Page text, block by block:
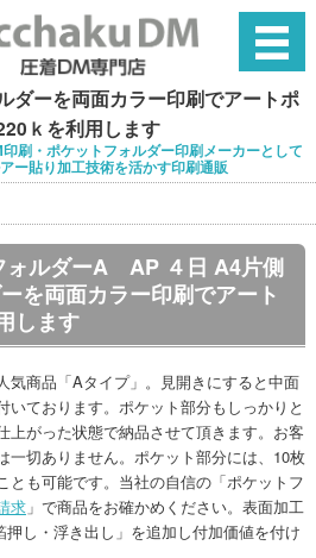
ダーを両面カラー印刷でアートポ
ｋを利用します
刷・ポケットフォルダー印刷メーカーとして
ー貼り加工技術を活かす印刷通販
ォルダーA AP ４日 A4片側
を両面カラー印刷でアート
します
気商品「Aタイプ」。見開きにすると中面
いております。ポケット部分もしっかりと
上がった状態で納品させて頂きます。お客
一切ありません。ポケット部分には、10枚
とも可能です。当社の自信の「ポケットフ
求」で商品をお確かめください。表面加工
し・浮き出し」を追加し付加価値を付け